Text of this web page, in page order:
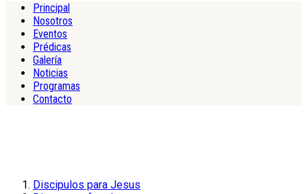
Principal
Nosotros
Eventos
Prédicas
Galería
Noticias
Programas
Contacto
Discipulos para Jesus